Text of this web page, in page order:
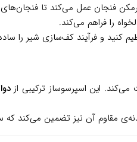
فنجان عمل می‌کند تا
را فراهم می‌کند.
کنید و فرآیند کف‌سازی شیر را
می‌کند. این اسپرسوساز ترکیبی از
مقاوم آن نیز تضمین می‌کند